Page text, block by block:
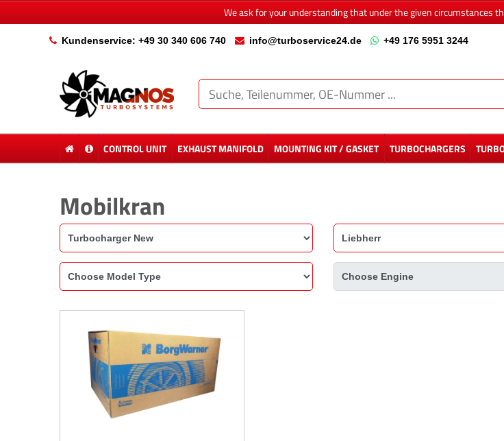
We ask for your understanding that under the given circumstances
Kundenservice: +49 30 340 606 740 info@turboservice24.de +49 176 5951 3244
CONTROL UNIT EXHAUST MANIFOLD MOUNTING KIT / GASKET TURBOCHARGERS
Mobilkran